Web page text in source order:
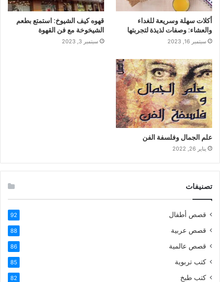
أكلات سهلة وسريعة للغداء
والعشاء: وصفات لذيذة لتجربتها
سبتمبر 16, 2023
قهوه كيف الشيوخ: استمتع بطعم
الشيخوخة مع فن القهوة
سبتمبر 3, 2023
علم الجمال وفلسفة الفن
يناير 26, 2022
تصنيفات
قصص أطفال 92
قصص عربية 88
قصص عالمية 86
كتب تربوية 85
كتب طبخ 82